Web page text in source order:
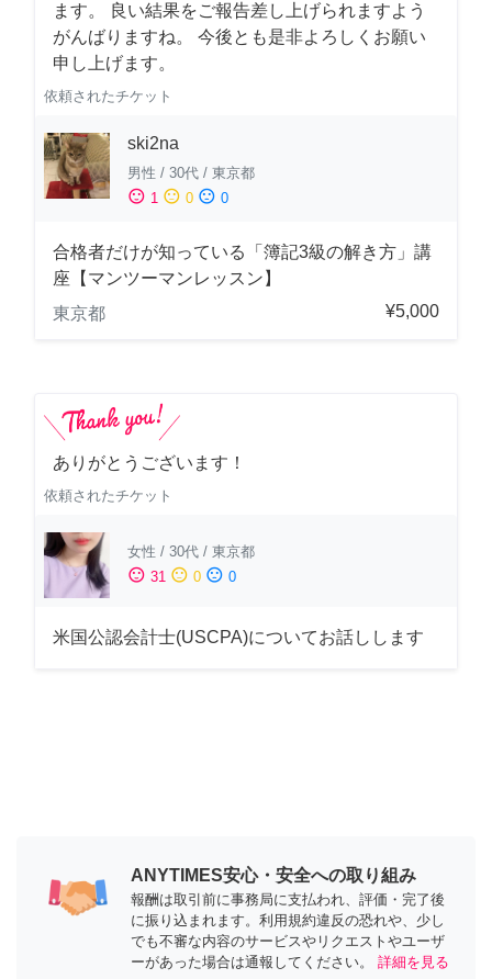
ます。 良い結果をご報告差し上げられますよう
がんばりますね。 今後とも是非よろしくお願い
申し上げます。
依頼されたチケット
ski2na
男性 / 30代 / 東京都
sentiment_satisfied 1 sentiment_neutral 0 sentiment_dissatisfied 0
合格者だけが知っている「簿記3級の解き方」講
座【マンツーマンレッスン】
東京都
¥5,000
ありがとうございます！
依頼されたチケット
女性 / 30代 / 東京都
sentiment_satisfied 31 sentiment_neutral 0 sentiment_dissatisfied 0
米国公認会計士(USCPA)についてお話しします
ANYTIMES安心・安全への取り組み
報酬は取引前に事務局に支払われ、評価・完了後
に振り込まれます。利用規約違反の恐れや、少し
でも不審な内容のサービスやリクエストやユーザ
ーがあった場合は通報してください。
詳細を見る